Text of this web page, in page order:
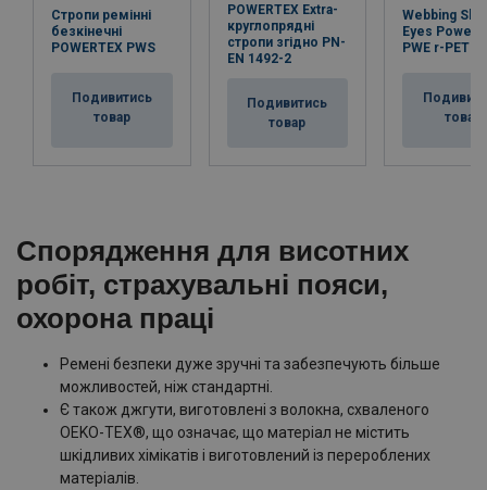
Стропи ремінні
безкінечні
POWERTEX PWS
Подивитись
товар
POWERTEX Extra-
круглопрядні
стропи згідно PN-
EN 1492-2
Подивитись
товар
Webbing
Eyes
PWE r-PET
товар
Спорядження для висотних
робіт, страхувальні пояси,
охорона праці
Ремені безпеки дуже зручні та забезпечують більше
можливостей, ніж стандартні.
Є також джгути, виготовлені з волокна, схваленого
OEKO-TEX®, що означає, що матеріал не містить
шкідливих хімікатів і виготовлений із перероблених
матеріалів.